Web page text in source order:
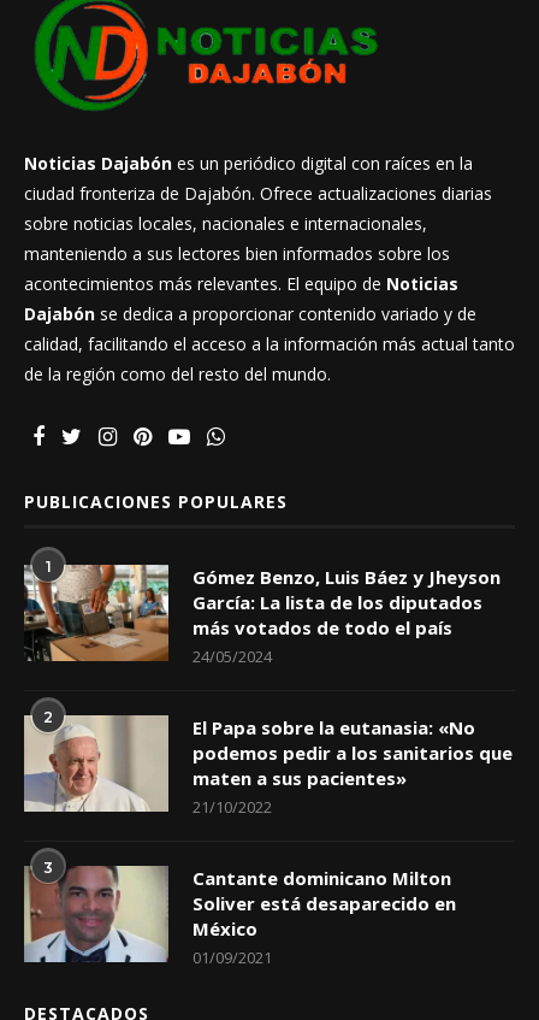
Noticias Dajabón es un periódico digital con raíces en la
ciudad fronteriza de Dajabón. Ofrece actualizaciones diarias
sobre noticias locales, nacionales e internacionales,
manteniendo a sus lectores bien informados sobre los
acontecimientos más relevantes. El equipo de Noticias
Dajabón se dedica a proporcionar contenido variado y de
calidad, facilitando el acceso a la información más actual tanto
de la región como del resto del mundo.
PUBLICACIONES POPULARES
1
Gómez Benzo, Luis Báez y Jheyson
García: La lista de los diputados
más votados de todo el país
24/05/2024
2
El Papa sobre la eutanasia: «No
podemos pedir a los sanitarios que
maten a sus pacientes»
21/10/2022
3
Cantante dominicano Milton
Soliver está desaparecido en
México
01/09/2021
DESTACADOS